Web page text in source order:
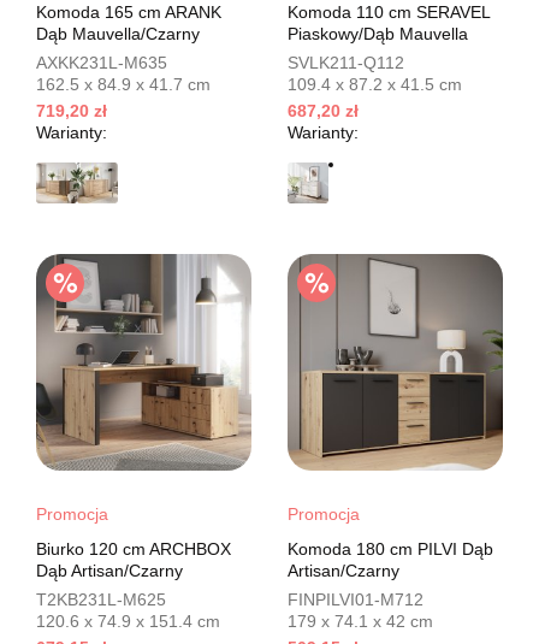
Komoda 165 cm ARANK
Dąb Mauvella/Czarny
AXKK231L-M635
162.5 x 84.9 x 41.7 cm
719,20 zł
Warianty:
Komoda 110 cm SERAVEL
Piaskowy/Dąb Mauvella
SVLK211-Q112
109.4 x 87.2 x 41.5 cm
687,20 zł
Warianty:
Promocja
Biurko 120 cm ARCHBOX
Dąb Artisan/Czarny
T2KB231L-M625
120.6 x 74.9 x 151.4 cm
Promocja
Komoda 180 cm PILVI Dąb
Artisan/Czarny
FINPILVI01-M712
179 x 74.1 x 42 cm